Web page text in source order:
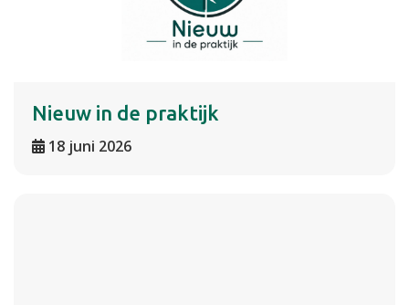
Nieuw in de praktijk
18 juni 2026